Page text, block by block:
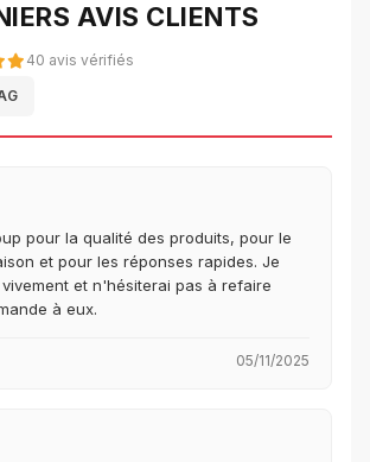
AVIS CLIENTS
40 avis vérifiés
pour la qualité des produits, pour le
et pour les réponses rapides. Je
et n'hésiterai pas à refaire
à eux.
05/11/2025